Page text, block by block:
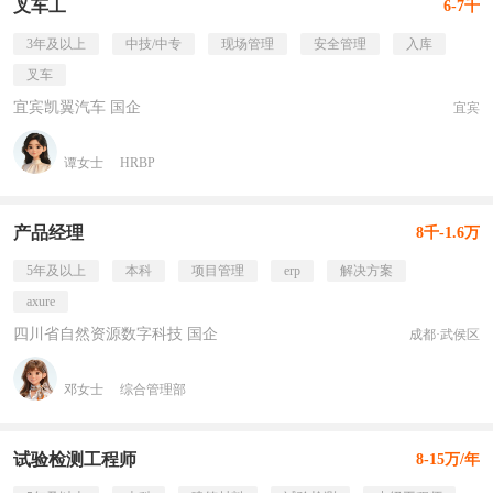
叉车工 6-7千
3年及以上 中技/中专 现场管理 安全管理
入库
叉车
宜宾凯翼汽车 国企 宜宾
谭女士 HRBP
产品经理 8千-1.6万
5年及以上 本科 项目管理 erp
解决方案
axure
四川省自然资源数字科技 国企 成都·武侯区
邓女士 综合管理部
试验检测工程师 8-15万/年